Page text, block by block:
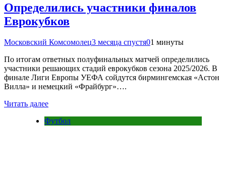
Определились участники финалов
Еврокубков
Московский Комсомолец3 месяца спустя01 минуты
По итогам ответных полуфинальных матчей определились
участники решающих стадий еврокубков сезона 2025/2026. В
финале Лиги Европы УЕФА сойдутся бирмингемская «Астон
Вилла» и немецкий «Фрайбург»….
Читать далее
Футбол